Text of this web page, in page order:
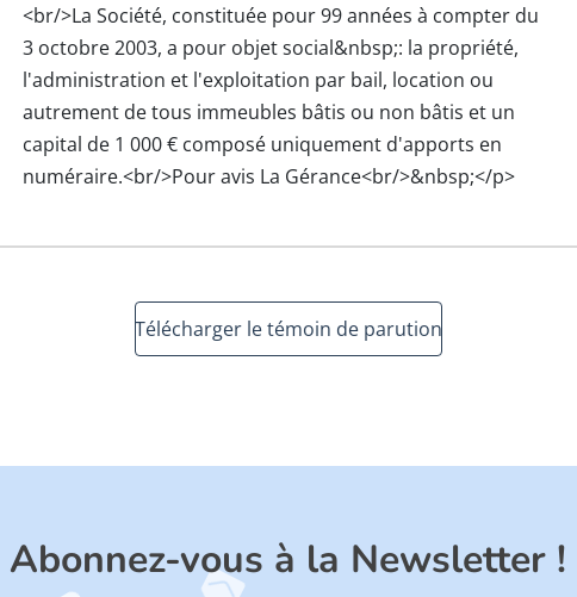
<br/>La Société, constituée pour 99 années à compter du
3 octobre 2003, a pour objet social&nbsp;: la propriété,
l'administration et l'exploitation par bail, location ou
autrement de tous immeubles bâtis ou non bâtis et un
capital de 1 000 € composé uniquement d'apports en
numéraire.<br/>Pour avis La Gérance<br/>&nbsp;</p>
Télécharger le témoin de parution
Abonnez-vous à la Newsletter !